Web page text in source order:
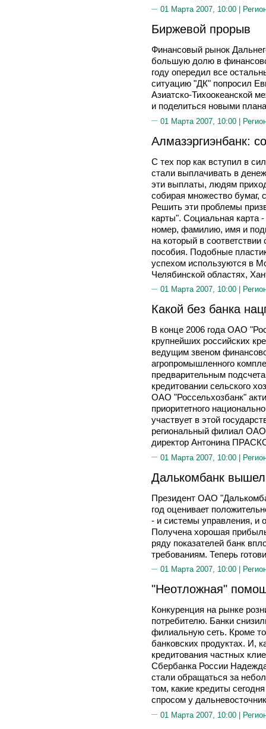
01 Марта 2007, 10:00 |
Биржевой прорыв
Финансовый рынок
большую долю в
году опередил все
ситуацию "ДК" попросил
Азиатско-Тихоокеанской
и поделиться новыми
01 Марта 2007, 10:00 |
Алмазэргиэнбанк:
С тех пор как вступил в
стали выплачивать в
эти выплаты, людям
собирая множество бумаг,
Решить эти проблемы
карты". Социальная карта
номер, фамилию, имя и
на который в
пособия. Подобные
успехом используются в
Челябинской областях,
01 Марта 2007, 10:00 |
Какой без банка
В конце 2006 года ОАО
крупнейших российских
ведущим звеном
агропромышленного
предварительным
кредитовании сельского
ОАО "Россельхозбанк"
приоритетного
участвует в этой
региональный филиал ОАО
директор Антонина
01 Марта 2007, 10:00 |
Далькомбанк
Президент ОАО
год оценивает
- и системы управления, и
Получена хорошая
ряду показателей банк
требованиям. Теперь
01 Марта 2007, 10:00 |
"Неотложная"
Конкуренция на рынке
потребителю. Банки
филиальную сеть. Кроме
банковских продуктах. И,
кредитования частных
Сбербанка России
стали обращаться за
том, какие кредиты
спросом у
01 Марта 2007, 10:00 |